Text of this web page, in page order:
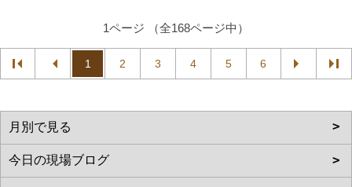
1ページ （全168ページ中）
1 2 3 4 5 6